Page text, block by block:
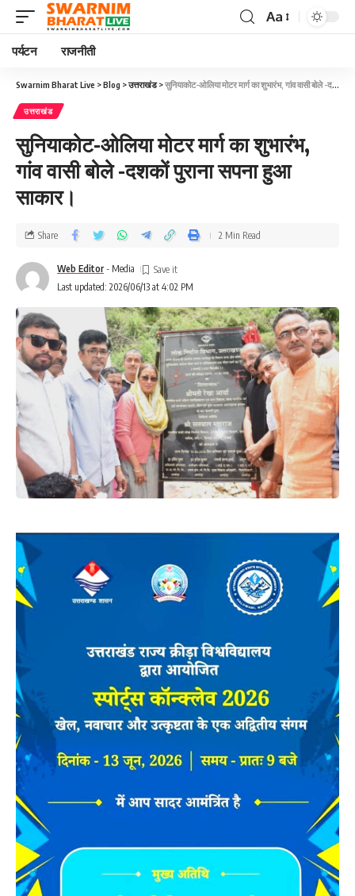
Aa
पर्यटन राजनीती
Swarnim Bharat Live >Blog >उत्तराखंड>सुनियाकोट-ओलिया मोटर मार्ग का शुभारंभ, गांव वासी बोले -दशकों पुराना सपना हुआ साकार।
उत्तराखंड
सुनियाकोट-ओलिया मोटर मार्ग का शुभारंभ,
गांव वासी बोले -दशकों पुराना सपना हुआ
साकार।
Last updated: 2026/06/13 at 4:02 PM
Web Editor - Media
Share 2 Min Read